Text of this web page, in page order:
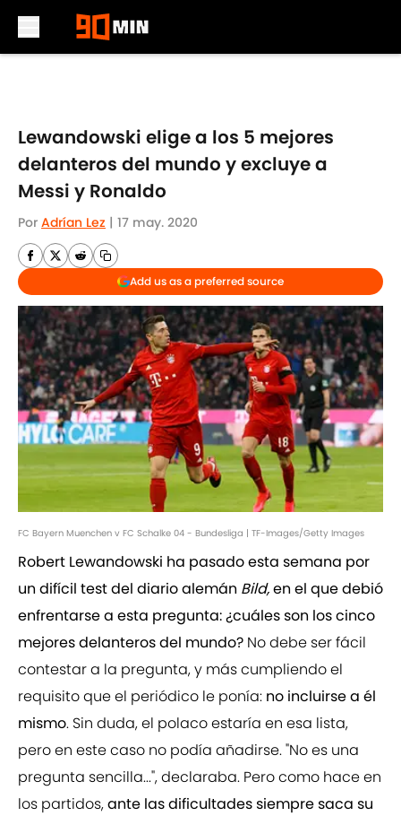
Lewandowski elige a los 5 mejores
delanteros del mundo y excluye a
Messi y Ronaldo
Por Adrían Lez | 17 may. 2020
Add us as a preferred source
FC Bayern Muenchen v FC Schalke 04 - Bundesliga | TF-Images/Getty Images
Robert Lewandowski ha pasado esta semana por
un difícil test del diario alemán Bild,en el que debió
enfrentarse a esta pregunta: ¿cuáles son los cinco
mejores delanteros del mundo? No debe ser fácil
contestar a la pregunta, y más cumpliendo el
requisito que el periódico le ponía: no incluirse a él
mismo. Sin duda, el polaco estaría en esa lista,
pero en este caso no podía añadirse. "No es una
pregunta sencilla...", declaraba. Pero como hace en
los partidos,ante las dificultades siempre saca su